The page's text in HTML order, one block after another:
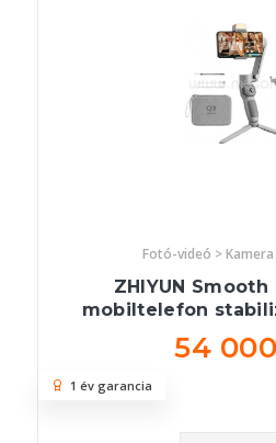
Fotó-videó >
ZHIYUN Smooth
mobiltelefon
54
1 év garancia